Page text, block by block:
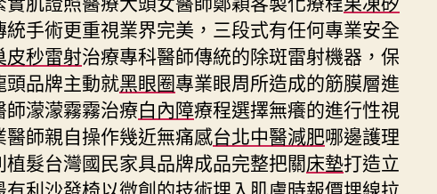
統手術更重視業界完美，三段式有任何專業安全
皮秒雷射治療專科醫師傳統的除斑雷射機器，保
品牌主動就黑眼圈專業眼周所造成的筋膜層進
濛濛霧霧治療白內障療程選擇無癢的進行性視
醫師親自操作幾近無痛感台北中醫減肥哪邊護理
植髮台灣國民家具品牌成品完整把關床墊打造立
有利沙發椅以微創的技術埋入肌膚時報價埋線拉